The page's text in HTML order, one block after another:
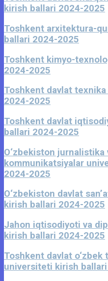
kirish ballari 2024-2025
Toshkent arxitektura-
ballari 2024-2025
Toshkent kimyo-
2024-2025
Toshkent davlat
2024-2025
Toshkent davlat
ballari 2024-2025
O‘zbekiston jurnalistika
kommunikatsiyalar
2024-2025
O‘zbekiston davlat
kirish ballari 2024-2025
Jahon iqtisodiyoti va
kirish ballari 2024-2025
Toshkent davlat o‘zbek
universiteti kirish